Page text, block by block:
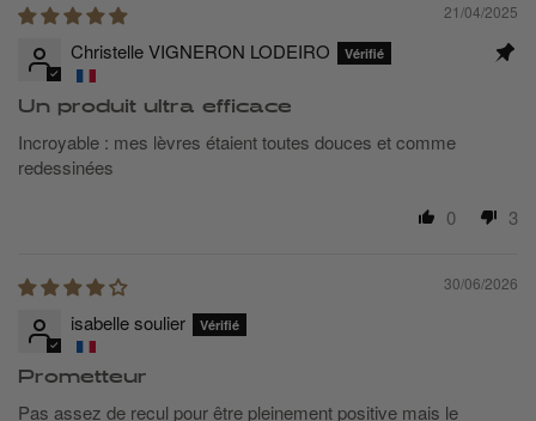
21/04/2025
Christelle VIGNERON LODEIRO
Un produit ultra efficace
Incroyable : mes lèvres étaient toutes douces et comme
redessinées
0
3
30/06/2026
isabelle soulier
Prometteur
Pas assez de recul pour être pleinement positive mais le